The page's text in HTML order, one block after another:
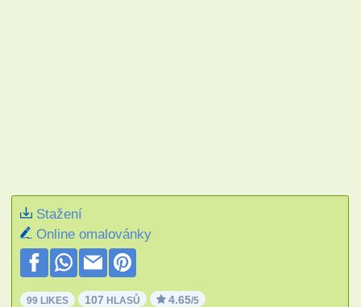
Stažení
Online omalovánky
99 LIKES 107 HLASŮ 4.65/5